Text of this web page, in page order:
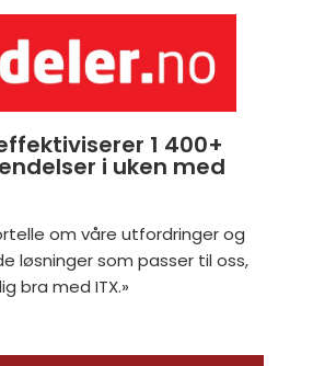
1 400+
i uken med
om våre utfordringer og
løsninger som passer til oss,
bra med ITX.»